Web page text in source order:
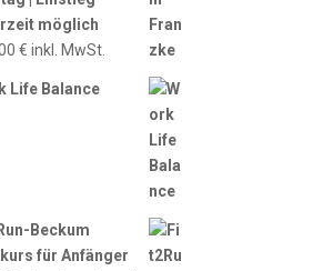
möglich
€ inkl. MwSt.
Life Balance
Beckum
für Anfänger